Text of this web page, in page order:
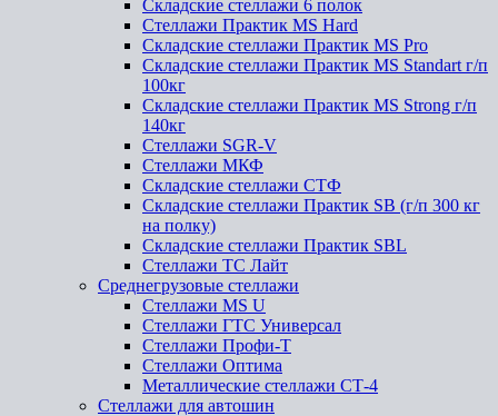
Складские стеллажи 6 полок
Стеллажи Практик MS Hard
Складские стеллажи Практик MS Pro
Складские стеллажи Практик MS Standart г/п
100кг
Складские стеллажи Практик MS Strong г/п
140кг
Стеллажи SGR-V
Стеллажи МКФ
Складские стеллажи СТФ
Складские стеллажи Практик SB (г/п 300 кг
на полку)
Складские стеллажи Практик SBL
Стеллажи ТС Лайт
Среднегрузовые стеллажи
Стеллажи MS U
Стеллажи ГТС Универсал
Стеллажи Профи-Т
Стеллажи Оптима
Металлические стеллажи СТ-4
Стеллажи для автошин